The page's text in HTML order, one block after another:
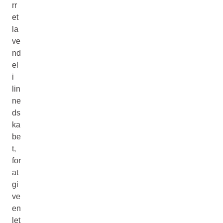
rr
et
la
ve
nd
el
i
lin
ne
ds
ka
be
t,
for
at
gi
ve
en
let